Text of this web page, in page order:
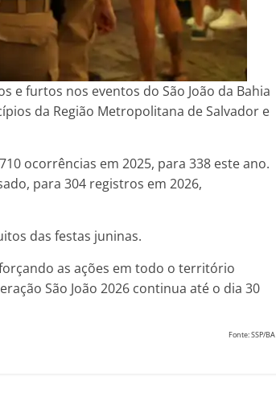
e furtos nos eventos do São João da Bahia
da Região Metropolitana de Salvador e
ocorrências em 2025, para 338 este ano.
para 304 registros em 2026,
das festas juninas.
as ações em todo o território
São João 2026 continua até o dia 30
Fonte: SSP/BA